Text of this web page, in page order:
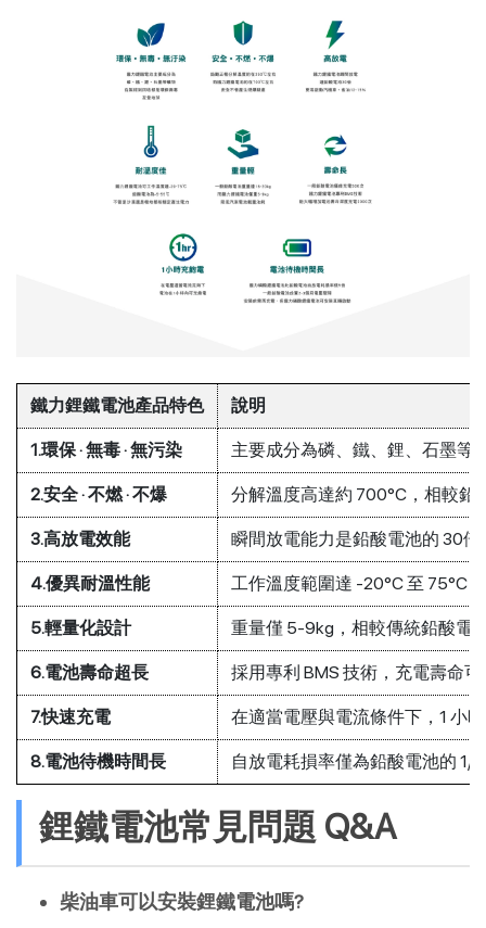
鐵力鋰鐵電池產品特色 說明
1.環保 · 無毒 · 無污染 主要成分為磷、鐵、鋰、石墨等
2.安全 · 不燃 · 不爆 分解溫度高達約 700°C，相較鉛
3.高放電效能 瞬間放電能力是鉛酸電池的 30
4.優異耐溫性能 工作溫度範圍達 -20°C 至 75°C
5.輕量化設計 重量僅 5-9kg，相較傳統鉛酸電
6.電池壽命超長 採用專利 BMS 技術，充電壽命
7.快速充電 在適當電壓與電流條件下，1 小
8.電池待機時間長 自放電耗損率僅為鉛酸電池的 1/
鋰鐵電池常見問題 Q&A
柴油車可以安裝鋰鐵電池嗎?